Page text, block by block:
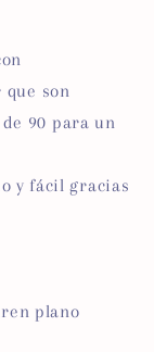
son
90 para un
y fácil gracias
plano